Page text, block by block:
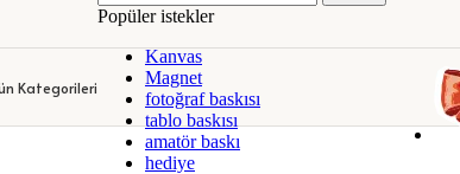
DEKORATİF KANVAS TABLOLAR KİŞİYE ÖZEL KUPA
DEKORATİF KANVAS TABLOLAR KİŞİYE ÖZEL KUPA
Kategorileri
Popüler istekler
Kanvas
Magnet
fotoğraf baskısı
tablo baskısı
amatör baskı
hediye